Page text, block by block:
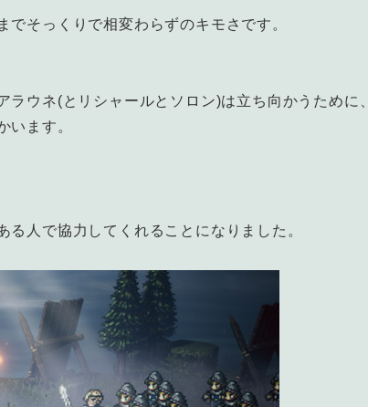
そっくりで相変わらずのキモさです。
ウネ(とリシャールとソロン)は立ち向かうために、
います。
人で協力してくれることになりました。